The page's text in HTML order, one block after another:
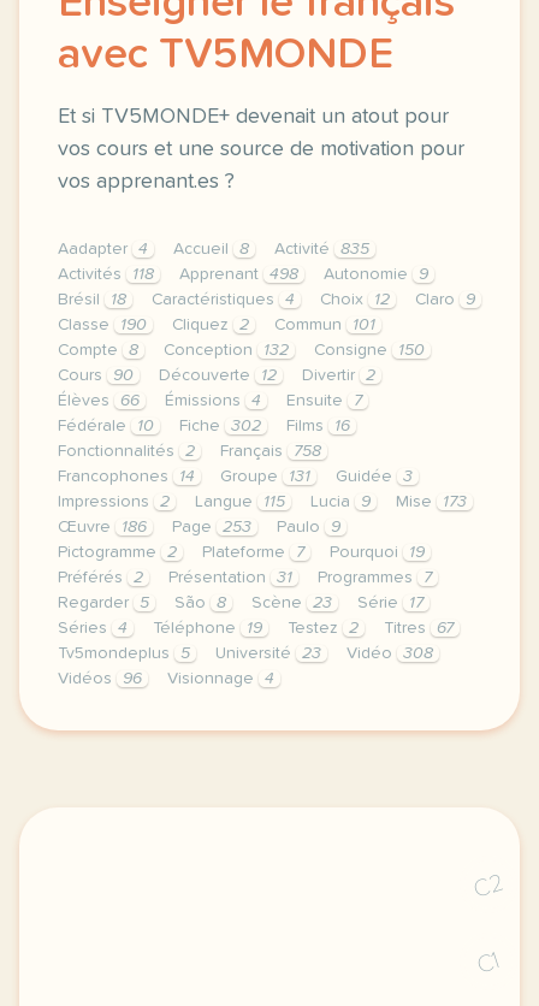
avec TV5MONDE
Et si TV5MONDE+ devenait un atout pour
vos cours et une source de motivation pour
vos apprenant.es ?
Aadapter 4 Accueil 8 Activité
835
Activités
118 Apprenant 498 Autonomie
9
Brésil
18 Caractéristiques 4 Choix 12 Claro
9
Classe
190 Cliquez 2 Commun
101
Compte
8 Conception 132 Consigne
150
Cours
90 Découverte 12 Divertir
2
Élèves
66 Émissions 4 Ensuite
7
Fédérale
10 Fiche 302 Films
16
Fonctionnalités
2 Français
758
Francophones
14 Groupe 131 Guidée
3
Impressions
2 Langue 115 Lucia 9 Mise
173
Œuvre
186 Page 253 Paulo
9
Pictogramme
2 Plateforme 7 Pourquoi
19
Préférés
2 Présentation 31 Programmes
7
Regarder
5 São 8 Scène 23 Série
17
Séries
4 Téléphone 19 Testez 2 Titres
67
Tv5mondeplus
5 Université 23 Vidéo
308
Vidéos
96 Visionnage 4
continuer sans accepter le respect de votre vie
C2
C1